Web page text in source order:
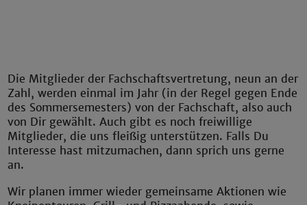
Die Mitglieder der Fachschaftsvertretung, neun an der
Zahl, werden einmal im Jahr (in der Regel gegen Ende
des Sommersemesters) von der Fachschaft, also auch
von Dir gewählt. Auch gibt es noch freiwillige
Mitglieder, die uns fleißig unterstützen. Falls Du
Interesse hast mitzumachen, dann sprich uns gerne
an.
Wir planen immer wieder gemeinsame Aktionen wie